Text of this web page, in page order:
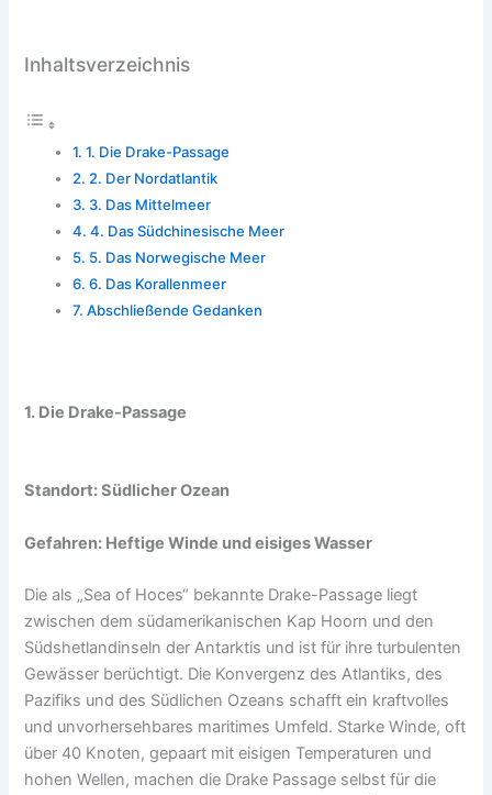
Inhaltsverzeichnis
1. Die Drake-Passage
2. Der Nordatlantik
3. Das Mittelmeer
4. Das Südchinesische Meer
5. Das Norwegische Meer
6. Das Korallenmeer
Abschließende Gedanken
1. Die Drake-Passage
Standort: Südlicher Ozean
Gefahren: Heftige Winde und eisiges Wasser
Die als „Sea of Hoces“ bekannte Drake-Passage liegt
zwischen dem südamerikanischen Kap Hoorn und den
Südshetlandinseln der Antarktis und ist für ihre turbulenten
Gewässer berüchtigt. Die Konvergenz des Atlantiks, des
Pazifiks und des Südlichen Ozeans schafft ein kraftvolles
und unvorhersehbares maritimes Umfeld. Starke Winde, oft
über 40 Knoten, gepaart mit eisigen Temperaturen und
hohen Wellen, machen die Drake Passage selbst für die